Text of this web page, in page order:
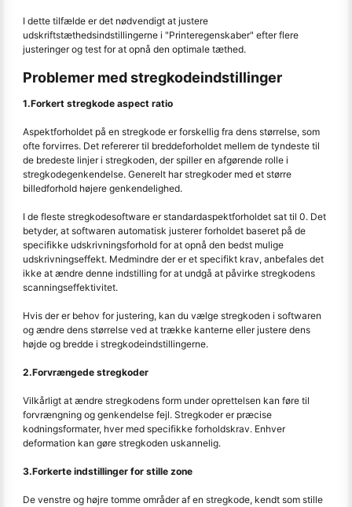
I dette tilfælde er det nødvendigt at justere
udskriftstæthedsindstillingerne i "Printeregenskaber" efter flere
justeringer og test for at opnå den optimale tæthed.
Problemer med stregkodeindstillinger
1.Forkert stregkode aspect ratio
Aspektforholdet på en stregkode er forskellig fra dens størrelse, som
ofte forvirres. Det refererer til breddeforholdet mellem de tyndeste til
de bredeste linjer i stregkoden, der spiller en afgørende rolle i
stregkodegenkendelse. Generelt har stregkoder med et større
billedforhold højere genkendelighed.
I de fleste stregkodesoftware er standardaspektforholdet sat til 0. Det
betyder, at softwaren automatisk justerer forholdet baseret på de
specifikke udskrivningsforhold for at opnå den bedst mulige
udskrivningseffekt. Medmindre der er et specifikt krav, anbefales det
ikke at ændre denne indstilling for at undgå at påvirke stregkodens
scanningseffektivitet.
Hvis der er behov for justering, kan du vælge stregkoden i softwaren
og ændre dens størrelse ved at trække kanterne eller justere dens
højde og bredde i stregkodeindstillingerne.
2.Forvrængede stregkoder
Vilkårligt at ændre stregkodens form under oprettelsen kan føre til
forvrængning og genkendelse fejl. Stregkoder er præcise
kodningsformater, hver med specifikke forholdskrav. Enhver
deformation kan gøre stregkoden uskannelig.
3.Forkerte indstillinger for stille zone
De venstre og højre tomme områder af en stregkode, kendt som stille